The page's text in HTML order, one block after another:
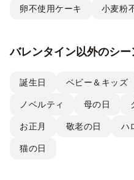
卵不使用ケーキ 小麦粉
バレンタイン以外のシ
誕生日 ベビー＆キッズ
ノベルティ 母の日
お正月 敬老の日 ハ
猫の日